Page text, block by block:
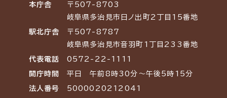
本庁舎
〒507-8703
岐阜県多治見市日ノ出町2丁目15番地
駅北庁舎
〒507-8787
岐阜県多治見市音羽町1丁目233番地
代表電話 0572-22-1111
開庁時間 平日 午前8時30分～午後5時15分
法人番号 5000020212041